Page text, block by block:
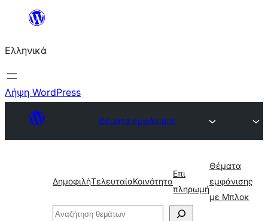
Μετάβαση
περιεχόμενο
Ελληνικά
Λήψη WordPress
Θέματα εμφάνισης
ΔημοφιλήΤελευταίαΚοινότητα
Επι
πληρωμή
Θέματα
εμφάνισης
με Μπλοκ
Αναζήτηση